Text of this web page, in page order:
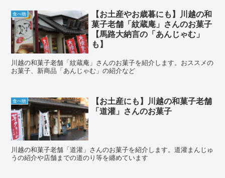
食べ物
【お土産やお歳暮にも】川越の和
菓子老舗「紋蔵庵」さんのお菓子
【馬路大納言の「あんじゃむ」
も】
川越の和菓子老舗「紋蔵庵」さんのお菓子を紹介します。おススメの
お菓子、新商品「あんじゃむ」の紹介など
食べ物
【お土産にも】川越の和菓子老舗
「道灌」さんのお菓子
川越の和菓子老舗「道灌」さんのお菓子を紹介します。道灌まんじゅ
うの紹介や店舗までの道のり等を纏めています